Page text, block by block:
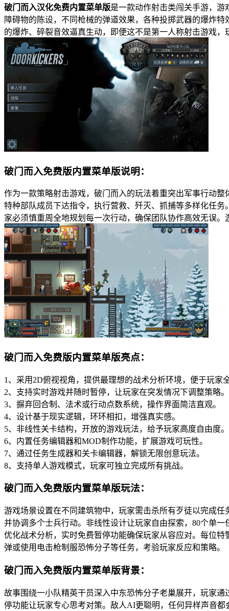
破门而入汉化免费内置菜单版是一款动作射击类闯关手游，
障碍物的陈设，不同枪械的弹道效果，各种投掷武器的爆炸
的爆炸、碎裂音效逼真生动，即便这不是第一人称射击游戏
破门而入免费版内置菜单版说明：
作为一款策略射击游戏，破门而入的玩法着重突出军事行动
特种部队成员下达指令，执行营救、歼灭、抓捕等多样化任
家必须慎重周全地规划每一次行动，确保团队协作高效无误
破门而入免费版内置菜单版亮点：
1、采用2D俯视视角，提供最理想的战术分析环境，便于玩家
2、支持实时游戏并随时暂停，让玩家在突发情况下调整策略。
3、摒弃回合制、法术或行动点数系统，操作界面简洁直观。
4、设计基于现实逻辑，环环相扣，增强真实感。
5、非线性关卡结构，开放的游戏玩法，给予玩家高度自由度。
6、内置任务编辑器和MOD制作功能，扩展游戏可玩性。
7、通过任务生成器和关卡编辑器，解锁无限创意玩法。
8、支持单人游戏模式，玩家可独立完成所有挑战。
破门而入免费版内置菜单版玩法：
游戏场景设置在不同建筑物中，玩家需击杀所有歹徒以完成
并协调多个士兵行动。非线性设计让玩家自由探索，80个单
优化战术分析，实时免费暂停功能确保玩家从容应对。每位
弹或使用电击枪制服恐怖分子等任务，考验玩家反应和策略。
破门而入免费版内置菜单版背景：
故事围绕一小队精英干员深入中东恐怖分子老巢展开，玩家
停功能让玩家专心思考对策。敌人AI更聪明，任何异样声音